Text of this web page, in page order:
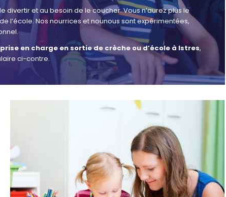
et au besoin de le coucher. Vous n’aurez plus le
l’école. Nos nourrices et nounous sont expérimentées,
en charge en sortie de crèche ou d’école à Istres,
ci-contre.